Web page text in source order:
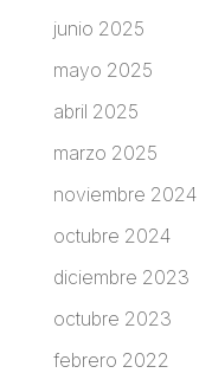
junio 2025
mayo 2025
abril 2025
marzo 2025
noviembre 2024
octubre 2024
diciembre 2023
octubre 2023
febrero 2022